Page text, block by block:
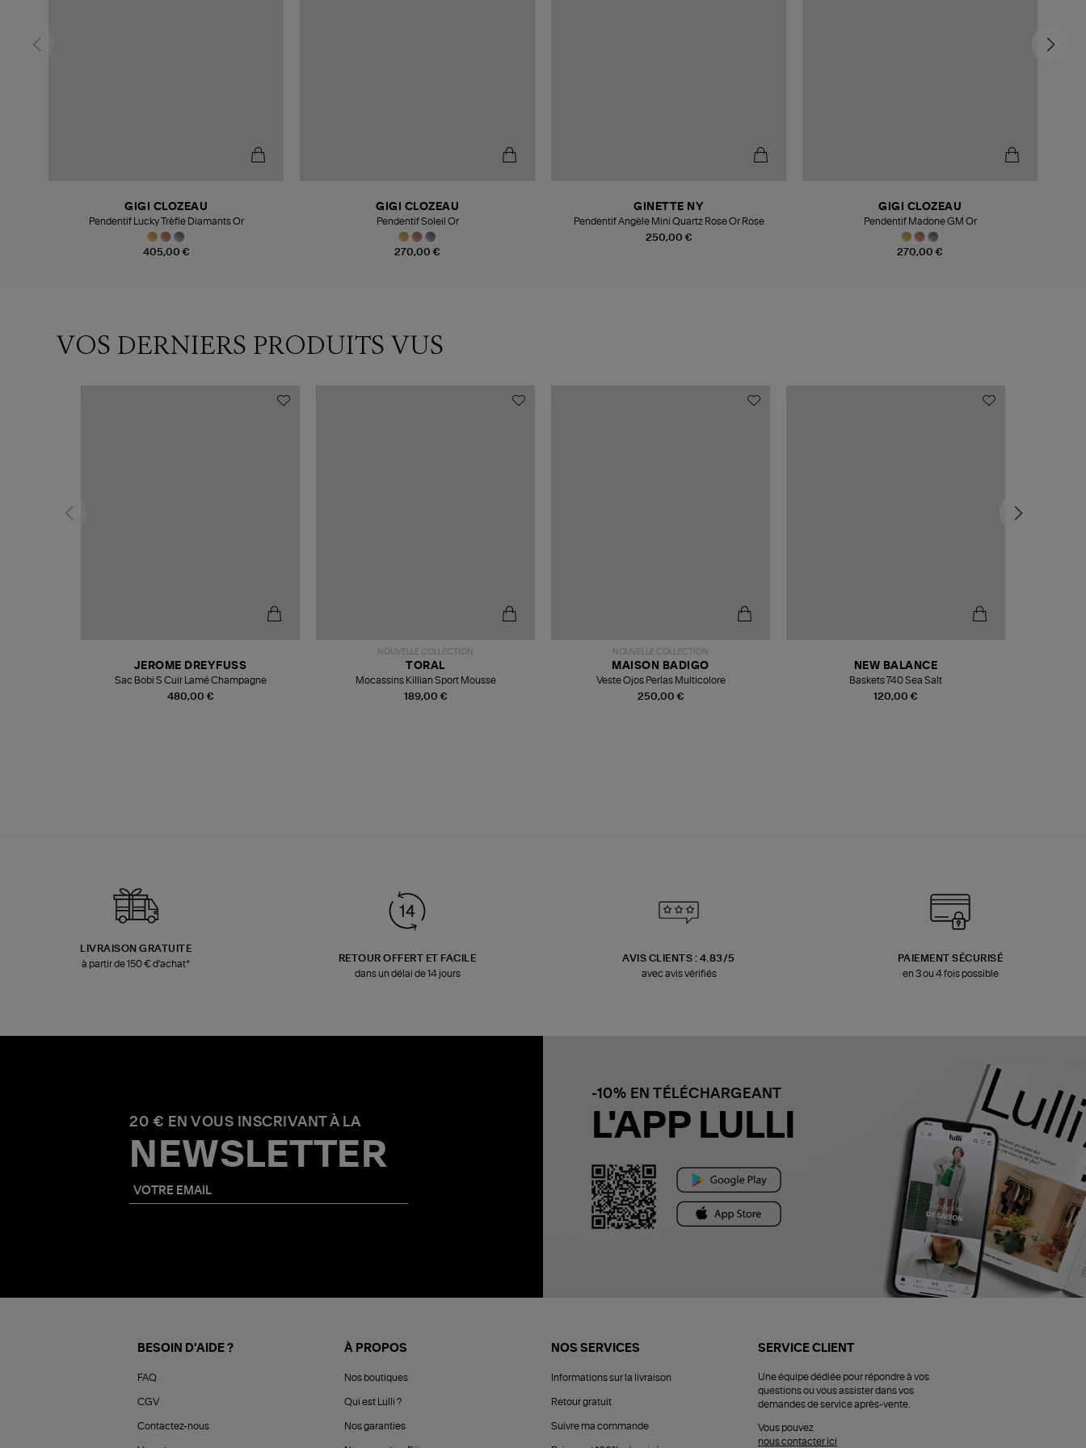
405,00 €
GIGI CLOZEAU
Pendentif Lucky Trèfle Diamants Or
270,00 €
GIGI CLOZEAU
Pendentif Soleil Or
250,00 €
GINETTE NY
Pendentif Angèle Mini Quartz Rose Or Rose
270,00 €
GIGI CLOZEAU
Pendentif Madone GM Or
VOS DERNIERS PRODUITS VUS
480,00 €
JEROME DREYFUSS
Sac Bobi S Cuir Lamé Champagne
NOUVELLE COLLECTION
189,00 €
TORAL
Mocassins Killian Sport Mousse
NOUVELLE COLLECTION
250,00 €
MAISON BADIGO
Veste Ojos Perlas Multicolore
120,00 €
NEW BALANCE
Baskets 740 Sea Salt
LIVRAISON GRATUITE
à partir de 150 € d'achat*
RETOUR OFFERT ET FACILE
dans un délai de 14 jours
AVIS CLIENTS : 4.83/5
avec avis vérifiés
PAIEMENT SÉCURISÉ
en 3 ou 4 fois possible
20 € EN VOUS INSCRIVANT À LA
NEWSLETTER
-10% EN TÉLÉCHARGEANT
L'APP LULLI
BESOIN D'AIDE ?
FAQ
CGV
Contactez-nous
À PROPOS
Nos boutiques
Qui est Lulli ?
Nos garanties
NOS SERVICES
Informations sur la livraison
Retour gratuit
Suivre ma commande
SERVICE CLIENT
Une équipe dédiée pour répondre à vos
questions ou vous assister dans vos
demandes de service après-vente.
Vous pouvez
nous contacter ici